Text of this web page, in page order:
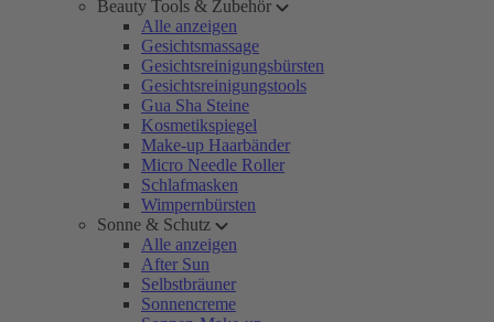
Beauty Tools & Zubehör
Alle anzeigen
Gesichtsmassage
Gesichtsreinigungsbürsten
Gesichtsreinigungstools
Gua Sha Steine
Kosmetikspiegel
Make-up Haarbänder
Micro Needle Roller
Schlafmasken
Wimpernbürsten
Sonne & Schutz
Alle anzeigen
After Sun
Selbstbräuner
Sonnencreme